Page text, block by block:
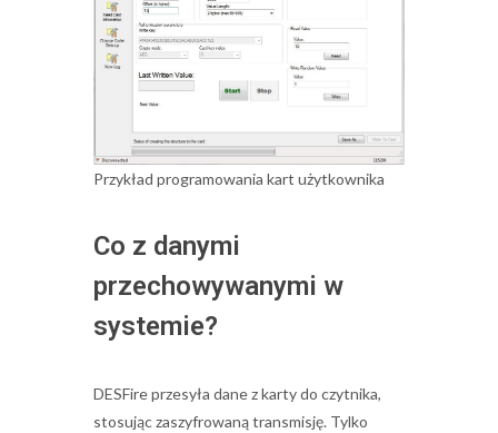
Przykład programowania kart użytkownika
Co z danymi
przechowywanymi w
systemie?
DESFire przesyła dane z karty do czytnika,
stosując zaszyfrowaną transmisję. Tylko